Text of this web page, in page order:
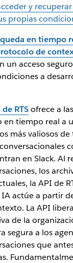
y
propias
en tiempo
de
un acceso
a
RTSofrece a
en tiempo real a
más valiosos
en Slack. Al
los
la API de
actúe a partir
La API
de la
segura a los
que